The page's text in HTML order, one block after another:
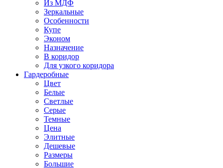
Из МДФ
Зеркальные
Особенности
Купе
Эконом
Назначение
В коридор
Для узкого коридора
Гардеробные
Цвет
Белые
Светлые
Серые
Темные
Цена
Элитные
Дешевые
Размеры
Большие